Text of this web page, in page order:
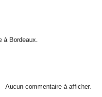
à Bordeaux.
Aucun commentaire à afficher.